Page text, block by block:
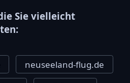
Sie vielleicht
neuseeland-flug.de